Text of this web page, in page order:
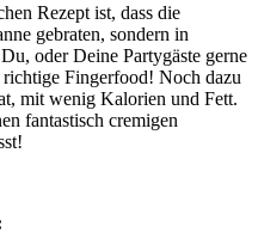
Rezept ist, dass die
gebraten, sondern in
oder Deine Partygäste gerne
richtige Fingerfood! Noch dazu
mit wenig Kalorien und Fett.
fantastisch cremigen